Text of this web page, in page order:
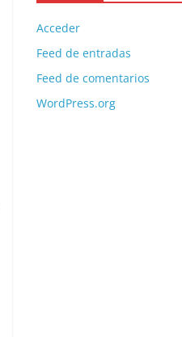
Acceder
Feed de entradas
Feed de comentarios
WordPress.org